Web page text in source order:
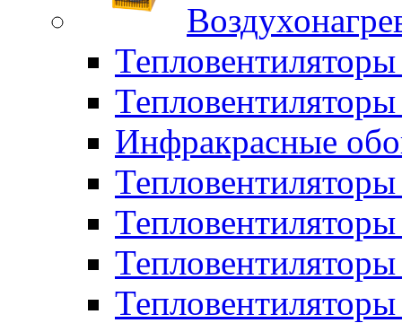
Тепловентиляторы
Инфракрасные